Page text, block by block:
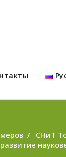
/ СНиТ